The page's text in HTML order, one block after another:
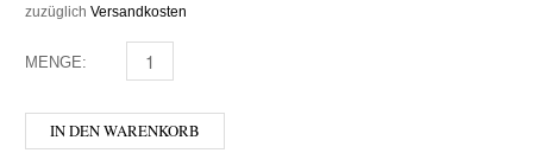
zuzüglich Versandkosten
MENGE: PINAQ - ORIGINAL MENGE
IN DEN WARENKORB